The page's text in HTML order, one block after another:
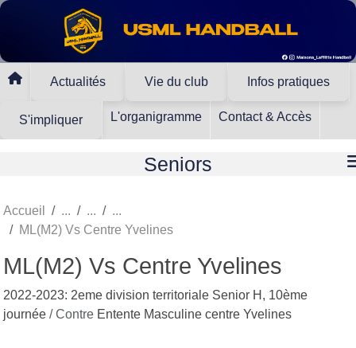
Actualités Vie du club Infos pratiques
S'impliquer L'organigramme Contact & Accès
Seniors
Accueil
ML(M2) Vs Centre Yvelines
ML(M2) Vs Centre Yvelines
2022-2023: 2eme division territoriale Senior H, 10ème
journée / Contre Entente Masculine centre Yvelines
Panneau de gestion des cookies